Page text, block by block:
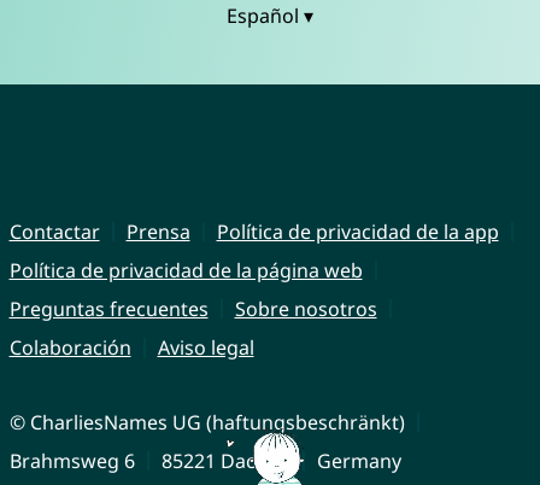
Español ▾
Contactar Prensa
Política de privacidad de la app
Política de privacidad de la página web
Preguntas frecuentes
Sobre nosotros
Colaboración
Aviso legal
© CharliesNames UG (haftungsbeschränkt)
Brahmsweg 6
85221 Dachau Germany